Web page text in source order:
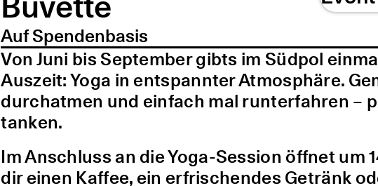
Auf Spendenbasis
Von Juni bis September gibts im Südpol
Auszeit: Yoga in entspannter Atmosphäre.
durchatmen und einfach mal runterfahren –
tanken.
Im Anschluss an die Yoga-Session öffnet um
dir einen Kaffee, ein erfrischendes Getränk